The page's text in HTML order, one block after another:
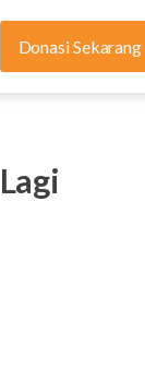
Donasi Sekarang